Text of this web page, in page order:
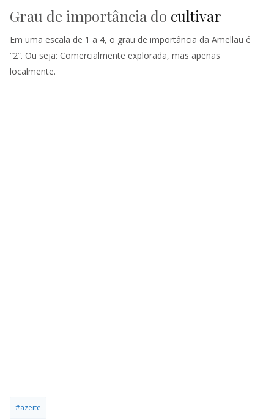
Grau de importância do cultivar
Em uma escala de 1 a 4, o grau de importância da Amellau é
“2”. Ou seja: Comercialmente explorada, mas apenas
localmente.
#azeite